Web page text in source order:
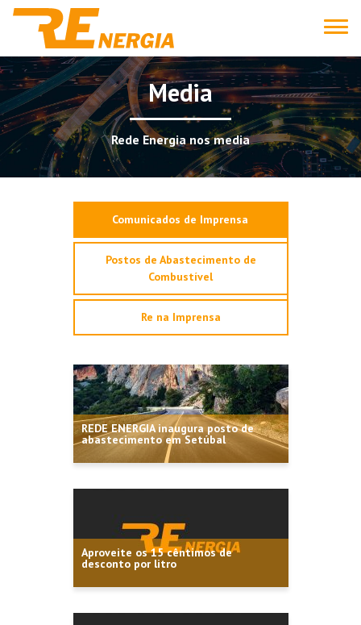
Media
Rede Energia nos media
Comunicados de Imprensa
Postos de Abastecimento de
Combustível
Re na Imprensa
REDE ENERGIA inaugura posto de
abastecimento em Setúbal
Aproveite os 15 cêntimos de
desconto por litro